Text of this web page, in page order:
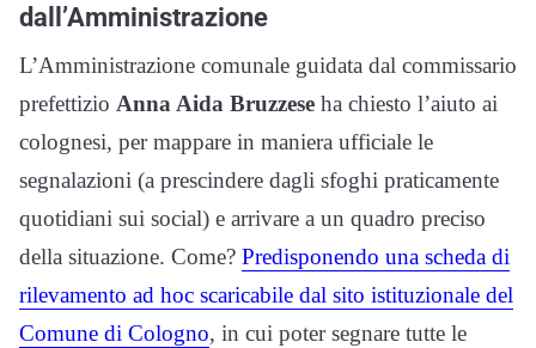
dall’Amministrazione
L’Amministrazione comunale guidata dal commissario
prefettizio Anna Aida Bruzzese ha chiesto l’aiuto ai
colognesi, per mappare in maniera ufficiale le
segnalazioni (a prescindere dagli sfoghi praticamente
quotidiani sui social) e arrivare a un quadro preciso
della situazione. Come? Predisponendo una scheda di
rilevamento ad hoc scaricabile dal sito istituzionale del
Comune di Cologno, in cui poter segnare tutte le